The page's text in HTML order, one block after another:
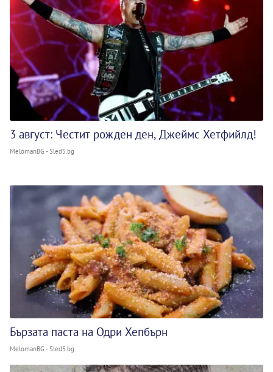
3 август: Честит рожден ден, Джеймс Хетфийлд!
MelomanBG - Sled5.bg
Бързата паста на Одри Хепбърн
MelomanBG - Sled5.bg